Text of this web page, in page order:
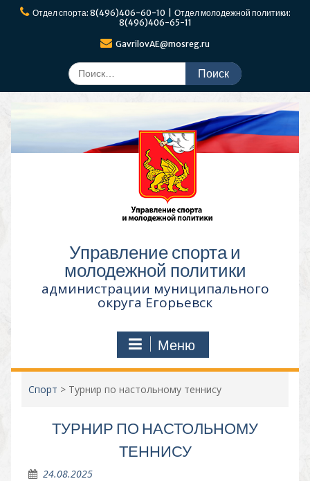
ПерейтиОтдел спорта: 8(496)406-60-10 | Отдел молодежной политики:
8(496)406-65-11
GavrilovAE@mosreg.ru
Поиск
по:
Управление спорта и
молодежной политики
администрации муниципального
округа Егорьевск
Меню
Спорт > Турнир по настольному теннису
ТУРНИР ПО НАСТОЛЬНОМУ
ТЕННИСУ
24.08.2025